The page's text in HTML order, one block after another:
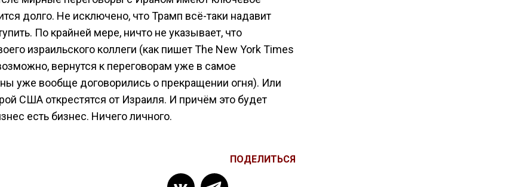
долго. Не исключено, что Трамп всё-таки надавит
По крайней мере, ничто не указывает, что
израильского коллеги (как пишет The New York Times
вернутся к переговорам уже в самое
уже вообще договорились о прекращении огня). Или
США открестятся от Израиля. И причём это будет
есть бизнес. Ничего личного.
ПОДЕЛИТЬСЯ